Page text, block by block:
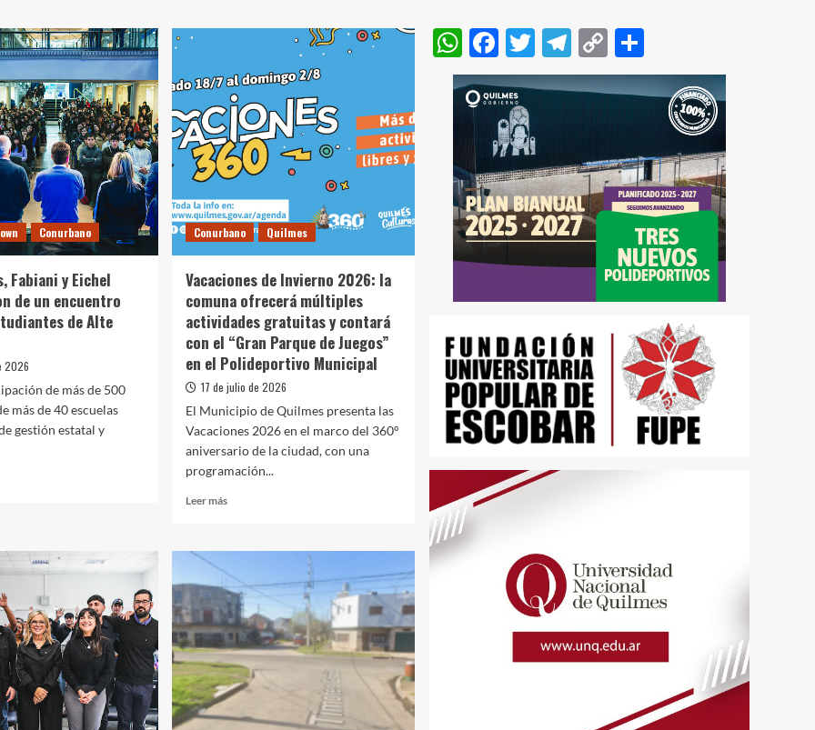
para agentes comunales
2
Conurbano
Quilmes entregó el
certificado de
habilitación a un
comercio gastronómico y
manipulación segura de
alimentos
Conurbano Quilmes
Plan Municipal de
Bacheo: la Comuna
intensifica los trabajos
4
Quilmes
El Gran Festejo por el Día
de las Niñeces convocó a
miles de familias
quilmeñas en el
Polideportivo Municipal
con entrada libre y
gratuita
polideportivo de Ezpeleta
Oeste
Conurbano
Fabiani y Eichel
de un encuentro
de Alte
2026
de más de 500
más de 40 escuelas
gestión estatal y
Conurbano Quilmes
Vacaciones de Invierno 2026: la
comuna ofrecerá múltiples
actividades gratuitas y contará
con el “Gran Parque de Juegos”
en el Polideportivo Municipal
17 de julio de 2026
El Municipio de Quilmes presenta las
Vacaciones 2026 en el marco del 360º
aniversario de la ciudad, con una
programación...
Leer másLeer
Vacaciones
Invierno
2026:
la
comuna
ofrecerá
múltiples
actividades
y
WhatsApp
Facebook
Twitter
Telegram
Copy
Link
Compartir